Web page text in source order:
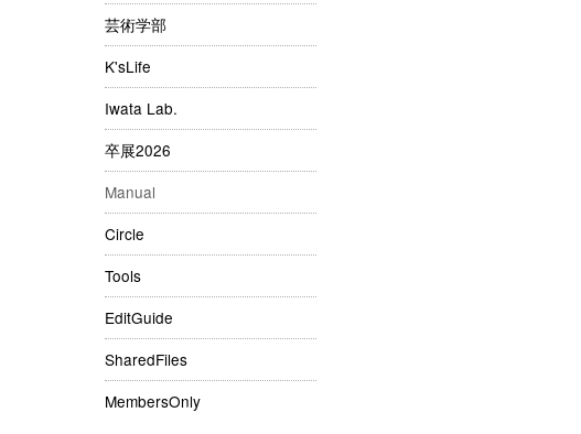
芸術学部
K'sLife
Iwata Lab.
卒展2026
Manual
Circle
Tools
EditGuide
SharedFiles
MembersOnly